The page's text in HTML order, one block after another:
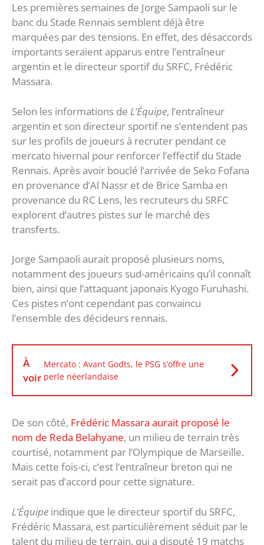
Les premières semaines de Jorge Sampaoli sur le
banc du Stade Rennais semblent déjà être
marquées par des tensions. En effet, des désaccords
importants seraient apparus entre l’entraîneur
argentin et le directeur sportif du SRFC, Frédéric
Massara.
Selon les informations de L’Équipe, l’entraîneur
argentin et son directeur sportif ne s’entendent pas
sur les profils de joueurs à recruter pendant ce
mercato hivernal pour renforcer l’effectif du Stade
Rennais. Après avoir bouclé l’arrivée de Seko Fofana
en provenance d’Al Nassr et de Brice Samba en
provenance du RC Lens, les recruteurs du SRFC
explorent d’autres pistes sur le marché des
transferts.
Jorge Sampaoli aurait proposé plusieurs noms,
notamment des joueurs sud-américains qu’il connaît
bien, ainsi que l’attaquant japonais Kyogo Furuhashi.
Ces pistes n’ont cependant pas convaincu
l’ensemble des décideurs rennais.
À
voir
Mercato : Avant Godts, le PSG s’offre une
perle néerlandaise
De son côté, Frédéric Massara aurait proposé le
nom de Reda Belahyane, un milieu de terrain très
courtisé, notamment par l’Olympique de Marseille.
Mais cette fois-ci, c’est l’entraîneur breton qui ne
serait pas d’accord pour cette signature.
L’Équipe indique que le directeur sportif du SRFC,
Frédéric Massara, est particulièrement séduit par le
talent du milieu de terrain, qui a disputé 19 matchs